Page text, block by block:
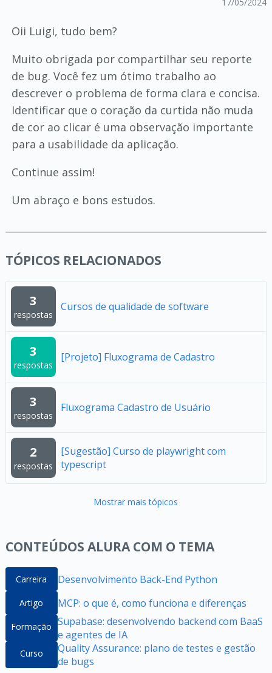
Oii Luigi, tudo bem?
Muito obrigada por compartilhar seu reporte
de bug. Você fez um ótimo trabalho ao
descrever o problema de forma clara e concisa.
Identificar que o coração da curtida não muda
de cor ao clicar é uma observação importante
para a usabilidade da aplicação.
Continue assim!
Um abraço e bons estudos.
TÓPICOS RELACIONADOS
3
respostas
Cursos de qualidade de software
3
respostas
[Projeto] Fluxograma de Cadastro
3
respostas
Fluxograma Cadastro de Usuário
2
respostas
[Sugestão] Curso de playwright com
typescript
Mostrar mais tópicos
CONTEÚDOS ALURA COM O TEMA
Carreira Desenvolvimento Back-End Python
Artigo MCP: o que é, como funciona e diferenças
Formação Supabase: desenvolvendo backend com BaaS
e agentes de IA
Curso
Quality Assurance: plano de testes e gestão
de bugs